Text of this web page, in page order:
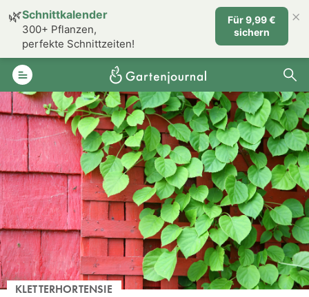
KLETTERHORTENSIE
🌿Schnittkalender
300+ Pflanzen,
perfekte Schnittzeiten!
Für 9,99 €
sichern
×